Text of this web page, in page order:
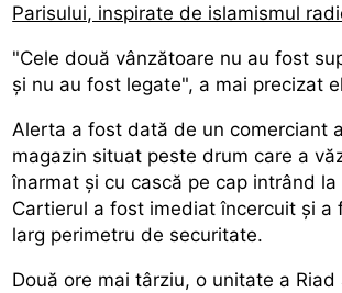
Parisului, inspirate de islamismul
"Cele două vânzătoare nu au fost
și nu au fost legate", a mai precizat
Alerta a fost dată de un comerciant
magazin situat peste drum care a
înarmat și cu cască pe cap intrând la
Cartierul a fost imediat încercuit și a
larg perimetru de securitate.
Două ore mai târziu, o unitate a